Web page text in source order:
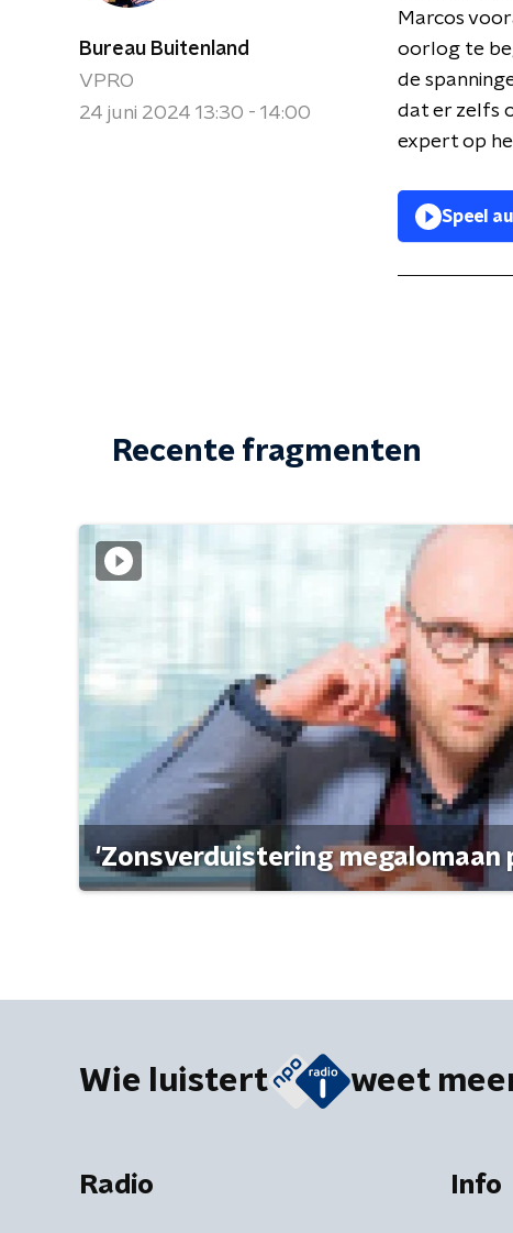
Bureau Buitenland
VPRO
24 juni 2024 13:30 - 14:00
Marcos
oorlog te
de
dat er zelfs
expert op
Speel
Recente fragmenten
'Zonsverduistering megalomaan
Wie luistert weet
Radio Info